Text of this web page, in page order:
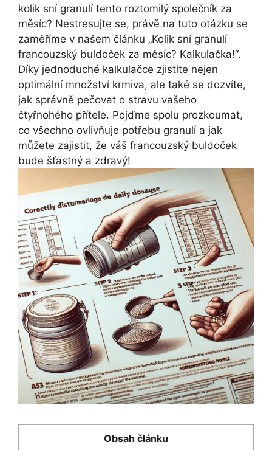
kolik sní granulí tento roztomilý společník za
měsíc? Nestresujte se, právě na tuto otázku se
zaměříme v našem článku „Kolik sní granulí
francouzský buldoček za měsíc? Kalkulačka!“.
Díky jednoduché kalkulačce zjistíte nejen
optimální množství krmiva, ale také se dozvíte,
jak správně pečovat o stravu vašeho
čtyřnohého přítele. Pojďme spolu prozkoumat,
co všechno ovlivňuje potřebu granulí a jak
můžete zajistit, že váš francouzský buldoček
bude šťastný a zdravý!
Obsah článku